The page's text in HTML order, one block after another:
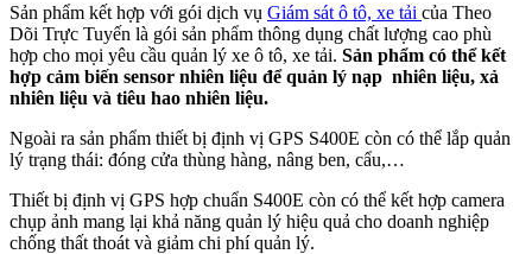
Sản phẩm kết hợp với gói dịch vụ Giám sát ô tô, xe tải của Theo
Dõi Trực Tuyến là gói sản phẩm thông dụng chất lượng cao phù
hợp cho mọi yêu cầu quản lý xe ô tô, xe tải. Sản phẩm có thể kết
hợp cảm biến sensor nhiên liệu để quản lý nạp nhiên liệu, xả
nhiên liệu và tiêu hao nhiên liệu.
Ngoài ra sản phẩm thiết bị định vị GPS S400E còn có thể lắp quản
lý trạng thái: đóng cửa thùng hàng, nâng ben, cẩu,…
Thiết bị định vị GPS hợp chuẩn S400E còn có thể kết hợp camera
chụp ảnh mang lại khả năng quản lý hiệu quả cho doanh nghiệp
chống thất thoát và giảm chi phí quản lý.